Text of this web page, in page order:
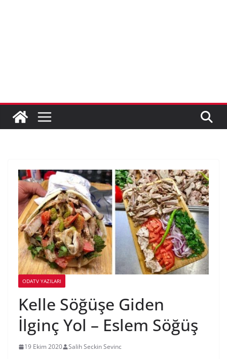
ODATV YAZILARI
Kelle Söğüşe Giden
İlginç Yol – Eslem Söğüş
19 Ekim 2020 Salih Seckin Sevinc